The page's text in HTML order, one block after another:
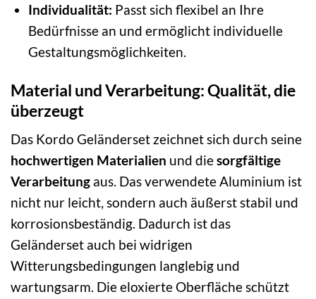
Individualität: Passt sich flexibel an Ihre
Bedürfnisse an und ermöglicht individuelle
Gestaltungsmöglichkeiten.
Material und Verarbeitung: Qualität, die
überzeugt
Das Kordo Geländerset zeichnet sich durch seine
hochwertigen Materialien und diesorgfältige
Verarbeitung aus. Das verwendete Aluminium ist
nicht nur leicht, sondern auch äußerst stabil und
korrosionsbeständig. Dadurch ist das
Geländerset auch bei widrigen
Witterungsbedingungen langlebig und
wartungsarm. Die eloxierte Oberfläche schützt